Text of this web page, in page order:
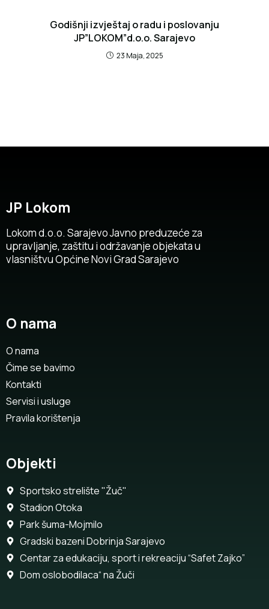
Godišnji izvještaj o radu i poslovanju
JP”LOKOM”d.o.o. Sarajevo
23 Maja, 2025
JP Lokom
Lokom d.o.o. Sarajevo Javno preduzeće za
upravljanje, zaštitu i održavanje objekata u
vlasništvu Općine Novi Grad Sarajevo
O nama
O nama
Čime se bavimo
Kontakti
Servisi i usluge
Pravila korištenja
Objekti
Sportsko strelište "Žuč"
Stadion Otoka
Park šuma-Mojmilo
Gradski bazeni Dobrinja Sarajevo
Centar za edukaciju, sport i rekreaciju “Safet Zajko”
Dom oslobodilaca“ na Žuči